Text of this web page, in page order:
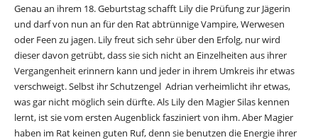
Genau an ihrem 18. Geburtstag schafft Lily die Prüfung zur Jägerin
und darf von nun an für den Rat abtrünnige Vampire, Werwesen
oder Feen zu jagen. Lily freut sich sehr über den Erfolg, nur wird
dieser davon getrübt, dass sie sich nicht an Einzelheiten aus ihrer
Vergangenheit erinnern kann und jeder in ihrem Umkreis ihr etwas
verschweigt. Selbst ihr Schutzengel Adrian verheimlicht ihr etwas,
was gar nicht möglich sein dürfte. Als Lily den Magier Silas kennen
lernt, ist sie vom ersten Augenblick fasziniert von ihm. Aber Magier
haben im Rat keinen guten Ruf, denn sie benutzen die Energie ihrer